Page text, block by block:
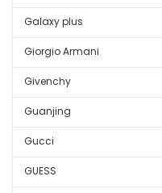
Galaxy plus
Giorgio Armani
Givenchy
Guanjing
Gucci
GUESS